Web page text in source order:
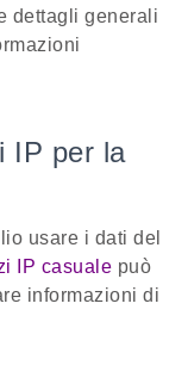
dettagli generali
IP per la
usare i dati del
IP casuale può
informazioni di